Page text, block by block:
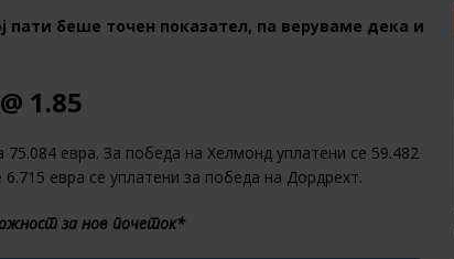
пати беше точен показател, па веруваме дека и
1.85
75.084 евра. За победа на Хелмонд уплатени се 59.482
евра се уплатени за победа на Дордрехт.
за нов почеток*